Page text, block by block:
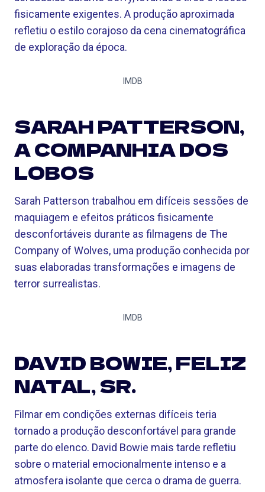
fisicamente exigentes. A produção aproximada
refletiu o estilo corajoso da cena cinematográfica
de exploração da época.
IMDB
SARAH PATTERSON,
A COMPANHIA DOS
LOBOS
Sarah Patterson trabalhou em difíceis sessões de
maquiagem e efeitos práticos fisicamente
desconfortáveis ​​​​durante as filmagens de The
Company of Wolves, uma produção conhecida por
suas elaboradas transformações e imagens de
terror surrealistas.
IMDB
DAVID BOWIE, FELIZ
NATAL, SR.
Filmar em condições externas difíceis teria
tornado a produção desconfortável para grande
parte do elenco. David Bowie mais tarde refletiu
sobre o material emocionalmente intenso e a
atmosfera isolante que cerca o drama de guerra.